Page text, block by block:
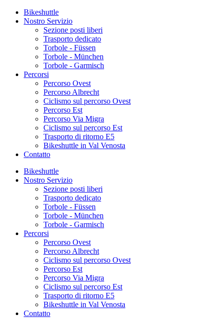
Bikeshuttle
Nostro Servizio
Sezione posti liberi
Trasporto dedicato
Torbole - Füssen
Torbole - München
Torbole - Garmisch
Percorsi
Percorso Ovest
Percorso Albrecht
Ciclismo sul percorso Ovest
Percorso Est
Percorso Via Migra
Ciclismo sul percorso Est
Trasporto di ritorno E5
Bikeshuttle in Val Venosta
Contatto
Bikeshuttle
Nostro Servizio
Sezione posti liberi
Trasporto dedicato
Torbole - Füssen
Torbole - München
Torbole - Garmisch
Percorsi
Percorso Ovest
Percorso Albrecht
Ciclismo sul percorso Ovest
Percorso Est
Percorso Via Migra
Ciclismo sul percorso Est
Trasporto di ritorno E5
Bikeshuttle in Val Venosta
Contatto